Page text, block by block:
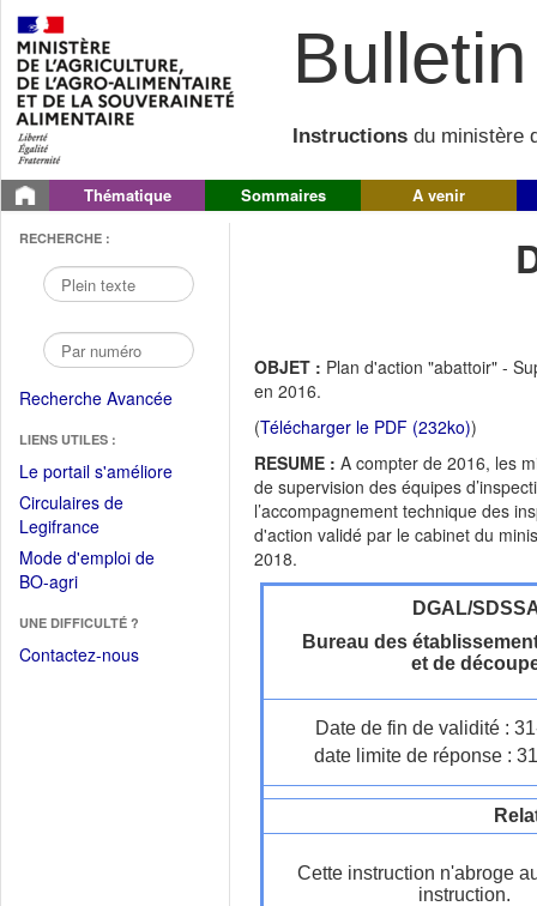
Instructions du ministère
Thématique Sommaires A venir
RECHERCHE :
Recherche Avancée
LIENS UTILES :
Le portail s'améliore(Fichier
Circulaires de
Legifrance(Ouvrir
dans
une
fenêtre)
Mode d'emploi de
BO-agri(Ouvrir
une
nouvelle
UNE DIFFICULTÉ ?
Contactez-nous
OBJET : Plan d'action "abattoir" -
en 2016.
(Télécharger le PDF (232ko))
RESUME : A compter de 2016, les
de supervision des équipes
l’accompagnement technique des
d'action validé par le cabinet du
2018.
DGAL/
Bureau des
et de
Date de fin de validité :
date limite de réponse :
Cette instruction n'abroge
instruction.